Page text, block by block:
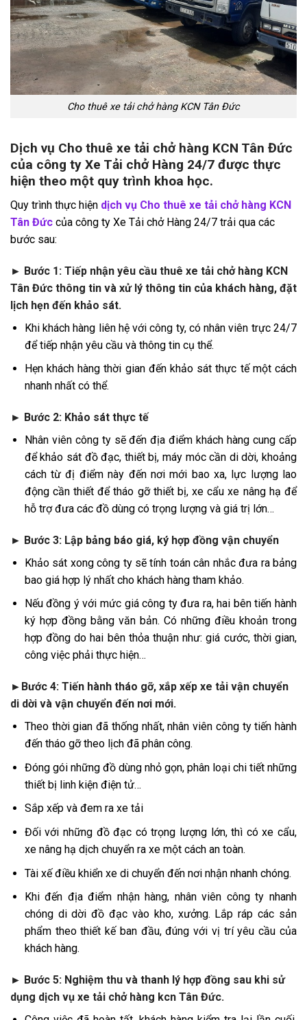
Cho thuê xe tải chở hàng KCN Tân Đức
Dịch vụ Cho thuê xe tải chở hàng KCN Tân Đức
của công ty Xe Tải chở Hàng 24/7 được thực
hiện theo một quy trình khoa học.
Quy trình thực hiện dịch vụ Cho thuê xe tải chở hàng KCN
Tân Đức của công ty Xe Tải chở Hàng 24/7 trải qua các
bước sau:
► Bước 1: Tiếp nhận yêu cầu thuê xe tải chở hàng KCN
Tân Đức thông tin và xử lý thông tin của khách hàng, đặt
lịch hẹn đến khảo sát.
Khi khách hàng liên hệ với công ty, có nhân viên trực 24/7
để tiếp nhận yêu cầu và thông tin cụ thể.
Hẹn khách hàng thời gian đến khảo sát thực tế một cách
nhanh nhất có thể.
► Bước 2: Khảo sát thực tế
Nhân viên công ty sẽ đến địa điểm khách hàng cung cấp
để khảo sát đồ đạc, thiết bị, máy móc cần di dời, khoảng
cách từ đị điểm này đến nơi mới bao xa, lực lượng lao
động cần thiết để tháo gỡ thiết bị, xe cẩu xe nâng hạ để
hỗ trợ đưa các đồ dùng có trọng lượng và giá trị lớn…
► Bước 3: Lập bảng báo giá, ký hợp đồng vận chuyển
Khảo sát xong công ty sẽ tính toán cân nhắc đưa ra bảng
bao giá hợp lý nhất cho khách hàng tham khảo.
Nếu đồng ý với mức giá công ty đưa ra, hai bên tiến hành
ký hợp đồng bằng văn bản. Có những điều khoản trong
hợp đồng do hai bên thỏa thuận như: giá cước, thời gian,
công việc phải thực hiện…
► Bước 4: Tiến hành tháo gỡ, xắp xếp xe tải vận chuyển
di dời và vận chuyển đến nơi mới.
Theo thời gian đã thống nhất, nhân viên công ty tiến hành
đến tháo gỡ theo lịch đã phân công.
Đóng gói những đồ dùng nhỏ gọn, phân loại chi tiết những
thiết bị linh kiện điện tử…
Sắp xếp và đem ra xe tải
Đối với những đồ đạc có trọng lượng lớn, thì có xe cẩu,
xe nâng hạ dịch chuyển ra xe một cách an toàn.
Tài xế điều khiển xe di chuyển đến nơi nhận nhanh chóng.
Khi đến địa điểm nhận hàng, nhân viên công ty nhanh
chóng di dời đồ đạc vào kho, xưởng. Lắp ráp các sản
phẩm theo thiết kế ban đầu, đúng với vị trí yêu cầu của
khách hàng.
► Bước 5: Nghiệm thu và thanh lý hợp đồng sau khi sử
dụng dịch vụ xe tải chở hàng kcn Tân Đức.